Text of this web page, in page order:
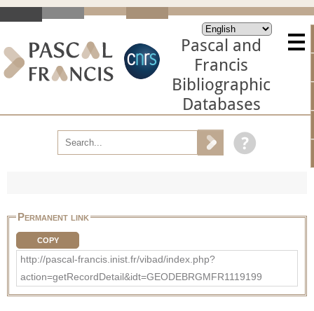
Pascal and
Francis
Bibliographic
Databases
Permanent link
COPY
http://pascal-francis.inist.fr/vibad/index.php?
action=getRecordDetail&idt=GEODEBRGMFR1119199